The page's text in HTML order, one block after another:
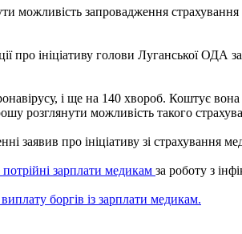
можливість запровадження
про ініціативу голови Луганської ОДА
і ще на 140 хвороб. Коштує
розглянути можливість такого
заявив про ініціативу зі страхування
потрійні зарплати медикам за роботу з
боргів із зарплати медикам.